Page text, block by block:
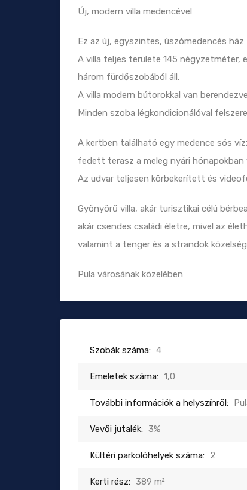
Új, modern villa medencével
Ez az új, egyszintes, úszómedencés
A villa teljes területe 145 négyzetméter,
három fürdőszobából áll.
A villa modern bútorokkal van
Minden szoba légkondicionálóval
A kertben található egy medence sós
fedett terasz a meleg nyári hónapokban
Az udvar teljesen körbekerített és
Gyönyörű villa, akár turisztikai célú
akár csendes családi életre, mivel az
valamint a tenger és a strandok
Pula városának közelében
Szobák száma: 4
Emeletek száma: 1,0
További információk a helyszínről:
Vevői jutalék: 3%
Kültéri parkolóhelyek száma: 2
Kerti rész: 389 m²